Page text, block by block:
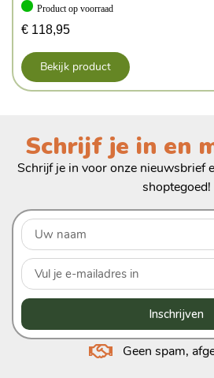
Product op voorraad
€ 118,95
Bekijk product
Schrijf je in en
Schrijf je in voor onze nieuwsbrief
shoptegoed!
Inschrijven
Geen spam,